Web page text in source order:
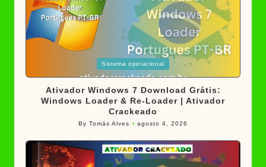
in
Sistema operacional
Ativador Windows 7 Download Grátis:
Windows Loader & Re-Loader | Ativador
Crackeado
Posted
ByTomás Alves agosto 4, 2026